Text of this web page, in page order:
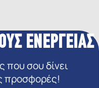
ΕΝΕΡΓΕΙΑΣ
που σου δίνει
προσφορές!